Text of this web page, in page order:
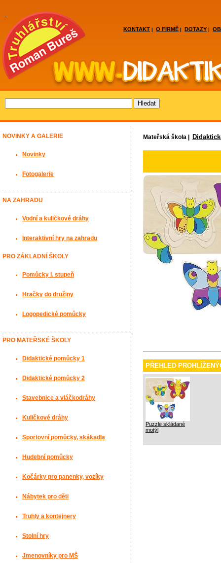
KONTAKT | O FIRMĚ | DOTAZY |
Mateřská škola |
PŘEHLED
Puzzle skládané
motýl
NOVINKY A GALERIE
Novinky
Fotogalerie
NA ZAHRADU
Vodní a kuličkové dráhy
Interaktivní hry na zahradu
PRO ZÁKLADNÍ ŠKOLY
Pomůcky I. stupeň
Hračky do družiny
Logopedické pomůcky
PRO MATEŘSKÉ ŠKOLY
Didaktické pomůcky 1
Didaktické pomůcky 2
Stavebnice a vláčkodráhy
Kuličkové dráhy
Sportovní pomůcky, skákadla
Hudební pomůcky
Kočárky pro panenky, vozíky
Nábytek pro děti
Truhly a kontejnery
Stolní hry
Jmenovníky pro MŠ